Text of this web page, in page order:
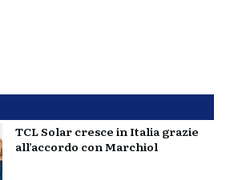
TCL Solar cresce in Italia grazie
all’accordo con Marchiol